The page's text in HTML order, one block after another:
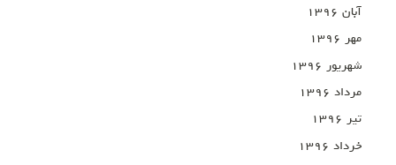
آبان ۱۳۹۶
مهر ۱۳۹۶
شهریور ۱۳۹۶
مرداد ۱۳۹۶
تیر ۱۳۹۶
خرداد ۱۳۹۶